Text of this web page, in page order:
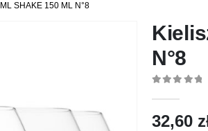
SHAKE 150 ML N°8
N°8
32,60